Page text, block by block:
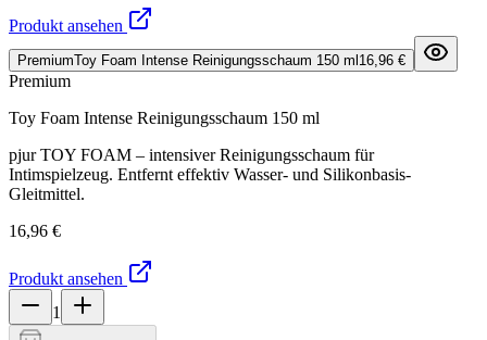
Produkt ansehen
PremiumToy Foam Intense Reinigungsschaum 150 ml 16,96 €
Premium
Toy Foam Intense Reinigungsschaum 150 ml
pjur TOY FOAM – intensiver Reinigungsschaum für
Intimspielzeug. Entfernt effektiv Wasser- und Silikonbasis-
Gleitmittel.
16,96 €
Produkt ansehen
1